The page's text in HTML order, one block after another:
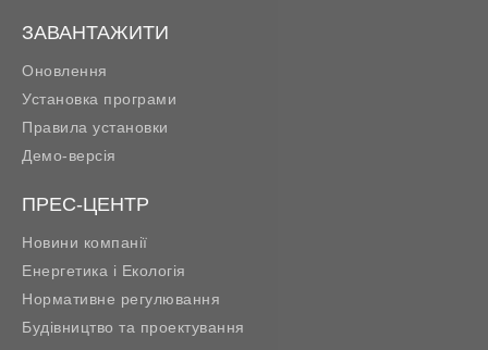
ЗАВАНТАЖИТИ
Оновлення
Установка програми
Правила установки
Демо-версія
ПРЕС-ЦЕНТР
Новини компанії
Енергетика і Екологія
Нормативне регулювання
Будівництво та проектування